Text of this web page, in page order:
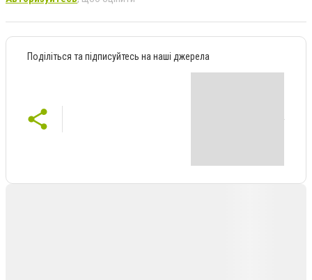
Поділіться та підписуйтесь на наші джерела